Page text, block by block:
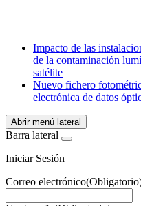
WhatsApp
Impacto de las
de la contaminación
satélite
Nuevo fichero
electrónica de datos
Abrir menú lateral
Barra lateral
Iniciar Sesión
Correo electrónico